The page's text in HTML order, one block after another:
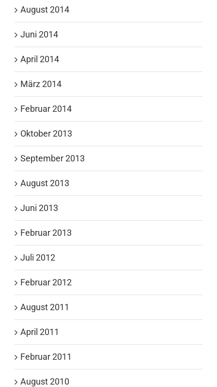
August 2014
Juni 2014
April 2014
März 2014
Februar 2014
Oktober 2013
September 2013
August 2013
Juni 2013
Februar 2013
Juli 2012
Februar 2012
August 2011
April 2011
Februar 2011
August 2010